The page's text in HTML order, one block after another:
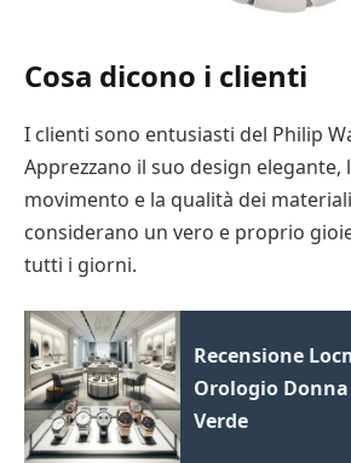
Cosa dicono i clienti
I clienti sono entusiasti del Philip
Apprezzano il suo design elegante,
movimento e la qualità dei
considerano un vero e proprio
tutti i giorni.
Recensione
Orologio
Verde